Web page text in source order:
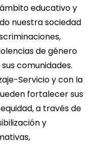
educativo y
nuestra sociedad
de género
comunidades.
Servicio y con la
fortalecer sus
a través de
y